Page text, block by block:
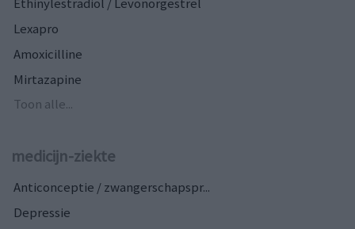
Ethinylestradiol / Levonorgestrel
Lexapro
Amoxicilline
Mirtazapine
Toon alle...
medicijn-ziekte
Anticonceptie / zwangerschapspr...
Depressie